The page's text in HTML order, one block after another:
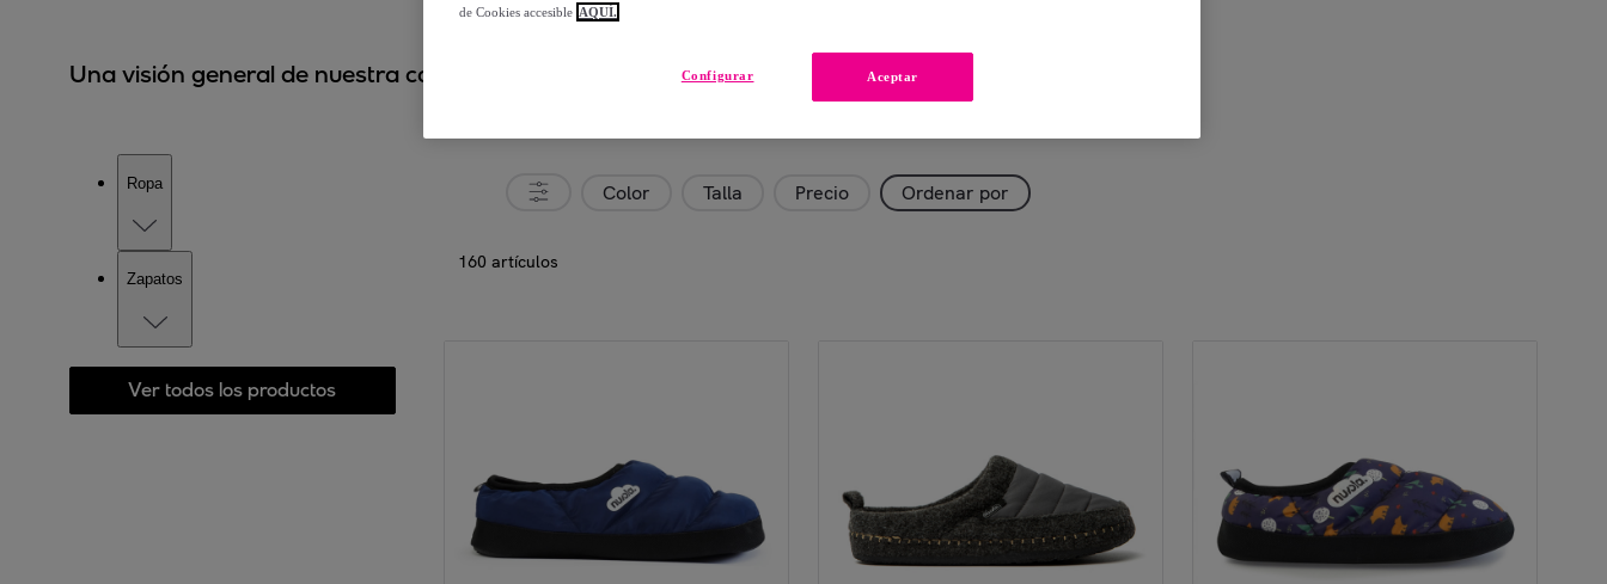
Una visión general de nuestra colección.
Ropa
Zapatos
Ver todos los productos
Color Talla Precio Ordenar por
160 artículos
de Cookies accesible AQUÍ.
Aceptar
Configurar